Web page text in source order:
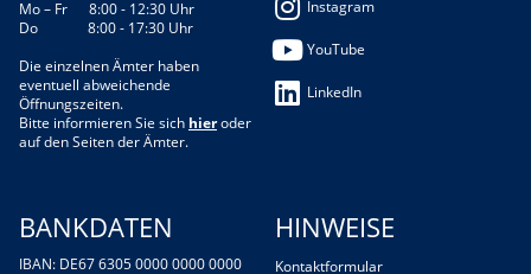
Mo – Fr 8:00 - 12:30 Uhr
Do 8:00 - 17:30 Uhr
Die einzelnen Ämter haben
eventuell abweichende
Öffnungszeiten.
Bitte informieren Sie sich hieroder
auf den Seiten der Ämter.
Instagram
YouTube
LinkedIn
BANKDATEN
IBAN: DE67 6305 0000 0000 0000
HINWEISE
Kontaktformular